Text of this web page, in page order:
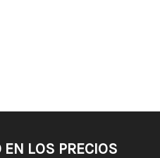
LOS PRECIOS